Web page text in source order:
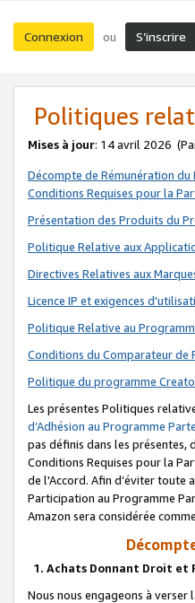
Connexion ou S’inscrire
Politiques
Mises à jour: 14 avril 2026
Décompte de Rémunération
Conditions Requises pour la
Présentation des Produits du
Politique Relative aux
Directives Relatives aux
Licence IP et exigences
Politique Relative au
Conditions du Comparateur de
Politique du programme
Les présentes Politiques
d’Adhésion au Programme
pas définis dans les
Conditions Requises pour la
de l'Accord. Afin d’éviter toute
Participation au Programme
Amazon sera considérée
1. Achats Donnant Droit et
Nous nous engageons à